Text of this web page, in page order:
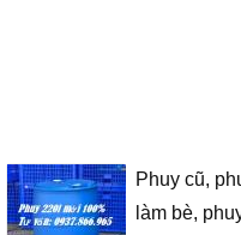
Phuy cũ,
làm bè,